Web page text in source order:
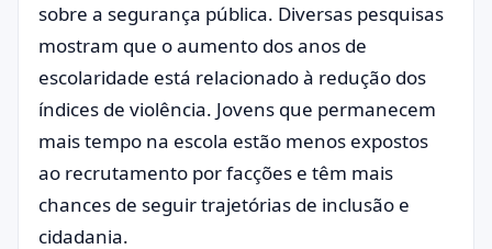
sobre a segurança pública. Diversas pesquisas
mostram que o aumento dos anos de
escolaridade está relacionado à redução dos
índices de violência. Jovens que permanecem
mais tempo na escola estão menos expostos
ao recrutamento por facções e têm mais
chances de seguir trajetórias de inclusão e
cidadania.